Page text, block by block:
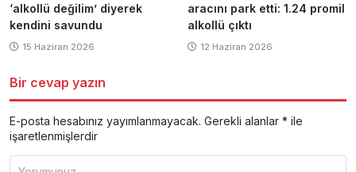
‘alkollü değilim’ diyerek
kendini savundu
15 Haziran 2026
aracını park etti: 1.24 promil
alkollü çıktı
12 Haziran 2026
Bir cevap yazın
E-posta hesabınız yayımlanmayacak. Gerekli alanlar * ile
işaretlenmişlerdir